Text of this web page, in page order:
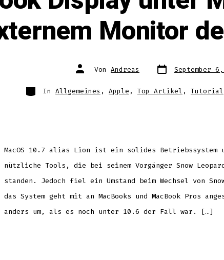
Monitor
Autor
des Von Andreas Datum
des
September
Kategorien
In Allgemeines , Apple , Top Artikel , Tutorial
MacOS 10.7 alias Lion ist ein solides Betriebssystem
nützliche Tools, die bei seinem Vorgänger Snow
standen. Jedoch fiel ein Umstand beim Wechsel von
das System geht mit an MacBooks und MacBook Pros
anders um, als es noch unter 10.6 der Fall war. […]